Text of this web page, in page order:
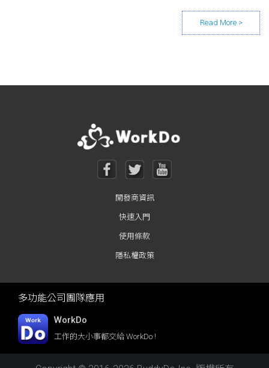
Posts navigation
開發商資訊
快速入門
使用條款
隱私權政策
多功能公司團隊應用
WorkDo
工作的大小事都交給 WorkDo !